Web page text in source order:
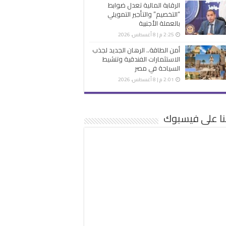
الرقابة المالية تعدل ضوابط
“التخصيم” والتأجير التمويلي
بالعملة الأجنبية
2:25 م | 8 أغسطس، 2026
أمن الطاقة.. الرهان الجديد لجذب
الاستثمارات الفندقية وتنشيط
السياحة في مصر
2:01 م | 8 أغسطس، 2026
على فيسبوك